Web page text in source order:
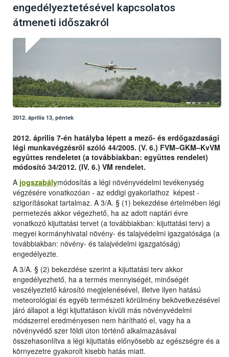
engedélyeztetésével kapcsolatos
átmeneti időszakról
2012. április 13, péntek
2012. április 7-én hatályba lépett a mező- és erdőgazdasági
légi munkavégzésről szóló 44/2005. (V. 6.) FVM–GKM–KvVM
együttes rendeletet (a továbbiakban: együttes rendelet)
módosító 34/2012. (IV. 6.) VM rendelet.
A jogszabálymódosítás a légi növényvédelmi tevékenység
végzésére vonatkozóan - az eddigi gyakorlathoz képest -
szigorításokat tartalmaz. A 3/A. § (1) bekezdése értelmében légi
permetezés akkor végezhető, ha az adott naptári évre
vonatkozó kijuttatási tervet (a továbbiakban: kijuttatási terv) a
megyei kormányhivatal növény- és talajvédelmi igazgatósága (a
továbbiakban: növény- és talajvédelmi igazgatóság)
engedélyezte.
A 3/A. § (2) bekezdése szerint a kijuttatási terv akkor
engedélyezhető, ha a termés mennyiségét, minőségét
veszélyeztető károsító megjelenésével, illetve ilyen hatású
meteorológiai és egyéb természeti körülmény bekövetkezésével
járó állapot a légi kijuttatáson kívüli más növényvédelmi
módszerrel eredményesen nem hárítható el, vagy ha a
növényvédő szer földi úton történő alkalmazásával
összehasonlítva a légi kijuttatás előnyösebb az egészségre és a
környezetre gyakorolt kisebb hatás miatt.